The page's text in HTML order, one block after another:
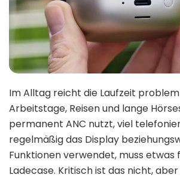
Im Alltag reicht die Laufzeit
Arbeitstage, Reisen und lange
permanent ANC nutzt, viel
regelmäßig das Display
Funktionen verwendet, muss etwas
Ladecase. Kritisch ist das nicht,